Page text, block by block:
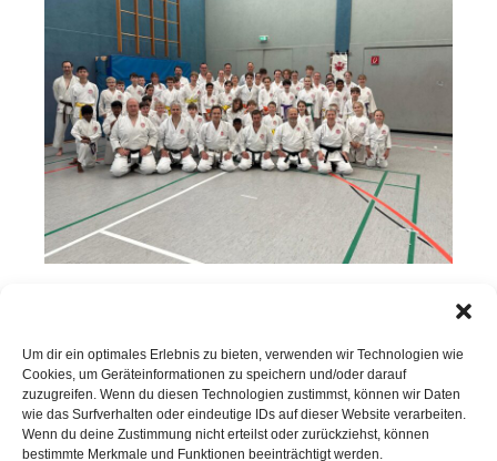
Um dir ein optimales Erlebnis zu bieten, verwenden wir Technologien wie
Cookies, um Geräteinformationen zu speichern und/oder darauf
zuzugreifen. Wenn du diesen Technologien zustimmst, können wir Daten
wie das Surfverhalten oder eindeutige IDs auf dieser Website verarbeiten.
Wenn du deine Zustimmung nicht erteilst oder zurückziehst, können
bestimmte Merkmale und Funktionen beeinträchtigt werden.